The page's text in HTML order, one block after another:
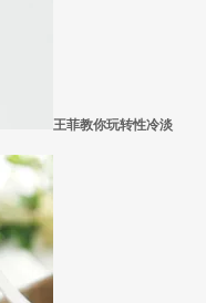
常往往一件两三百的衣服，都